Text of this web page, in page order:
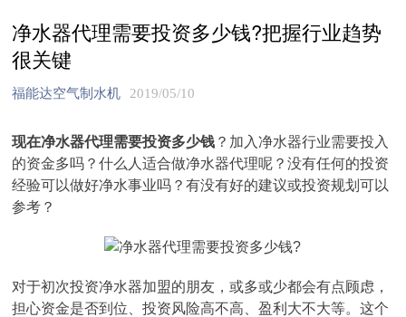
净水器代理需要投资多少钱?把握行业趋势
很关键
福能达空气制水机 2019/05/10
现在净水器代理需要投资多少钱 ？加入净水器行业需要投入
的资金多吗？什么人适合做净水器代理呢？没有任何的投资
经验可以做好净水事业吗？有没有好的建议或投资规划可以
参考？
对于初次投资净水器加盟的朋友，或多或少都会有点顾虑，
担心资金是否到位、投资风险高不高、盈利大不大等。这个